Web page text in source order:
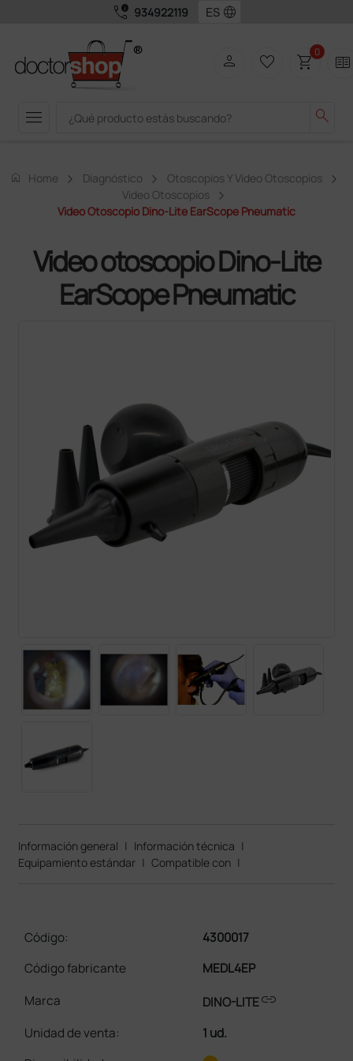
call_quality 934922119 language
menu search
person favorite_border shopping_cart0 two_pager
home Home Diagnóstico
Otoscopios Y Video Otoscopios
Video Otoscopios
Video Otoscopio Dino-Lite EarScope Pneumatic
Video otoscopio Dino-Lite
EarScope Pneumatic
Información general | Información técnica |
Equipamiento estándar | Compatible con |
Código:
4300017
Código fabricante
MEDL4EP
Marca
DINO-LITElink
Unidad de venta:
1 ud.